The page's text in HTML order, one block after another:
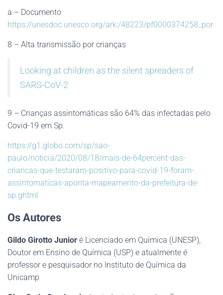
a – Documento
https://unesdoc.unesco.org/ark:/48223/pf0000374258_por
8 – Alta transmissão por crianças
Looking at children as the silent spreaders of
SARS-CoV-2
9 – Crianças assintomáticas são 64% das infectadas pelo
Covid-19 em Sp.
https://g1.globo.com/sp/sao-
paulo/noticia/2020/08/18/mais-de-64percent-das-
criancas-que-testaram-positivo-para-covid-19-foram-
assintomaticas-aponta-mapeamento-da-prefeitura-de-
sp.ghtml
Os Autores
Gildo Girotto Junior é Licenciado em Química (UNESP),
Doutor em Ensino de Química (USP) e atualmente é
professor e pesquisador no Instituto de Química da
Unicamp